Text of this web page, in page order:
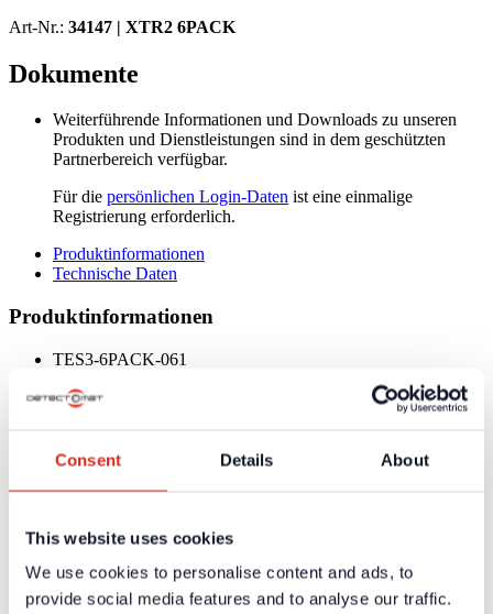
Consent Details About
This website uses cookies
We use cookies to personalise content and ads, to
provide social media features and to analyse our traffic.
Art-Nr.: 34147 | XTR2 6PACK
Dokumente
Weiterführende Informationen und Downloads zu unseren
Produkten und Dienstleistungen sind in dem geschützten
Partnerbereich verfügbar.
Für die persönlichen Login-Daten ist eine einmalige
Registrierung erforderlich.
Produktinformationen
Technische Daten
Produktinformationen
TES3-6PACK-061
entwickelten Flüssigkeit
Austauschbare, nicht unter Druck stehende Patronen
zu prüfenden Melder
Keine technische Daten vorhanden
Zertifikate / Zulassungen